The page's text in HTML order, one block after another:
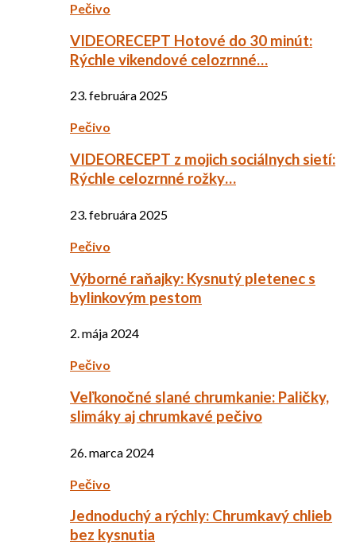
Pečivo
VIDEORECEPT Hotové do 30 minút:
Rýchle vikendové celozrnné…
23. februára 2025
Pečivo
VIDEORECEPT z mojich sociálnych sietí:
Rýchle celozrnné rožky…
23. februára 2025
Pečivo
Výborné raňajky: Kysnutý pletenec s
bylinkovým pestom
2. mája 2024
Pečivo
Veľkonočné slané chrumkanie: Paličky,
slimáky aj chrumkavé pečivo
26. marca 2024
Pečivo
Jednoduchý a rýchly: Chrumkavý chlieb
bez kysnutia